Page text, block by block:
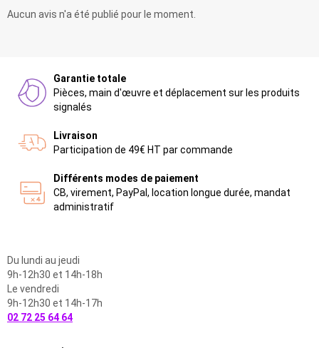
Aucun avis n'a été publié pour le moment.
Garantie totale
Pièces, main d'œuvre et déplacement sur les produits
signalés
Livraison
Participation de 49€ HT par commande
Différents modes de paiement
CB, virement, PayPal, location longue durée, mandat
administratif
Du lundi au jeudi
9h-12h30 et 14h-18h
Le vendredi
9h-12h30 et 14h-17h
02 72 25 64 64